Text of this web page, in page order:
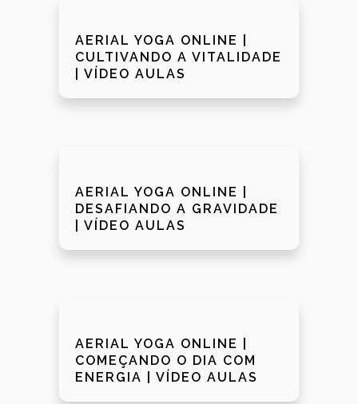
AERIAL YOGA ONLINE |
CULTIVANDO A VITALIDADE
| VÍDEO AULAS
AERIAL YOGA ONLINE |
DESAFIANDO A GRAVIDADE
| VÍDEO AULAS
AERIAL YOGA ONLINE |
COMEÇANDO O DIA COM
ENERGIA | VÍDEO AULAS